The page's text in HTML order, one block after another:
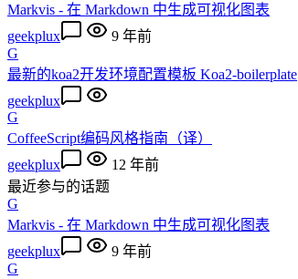
Markvis - 在 Markdown 中生成可视化图表
geekplux
9 年前
G
最新的koa2开发环境配置模板 Koa2-boilerplate
geekplux
G
CoffeeScript编码风格指南（译）
geekplux
12 年前
最近参与的话题
G
Markvis - 在 Markdown 中生成可视化图表
geekplux
9 年前
G